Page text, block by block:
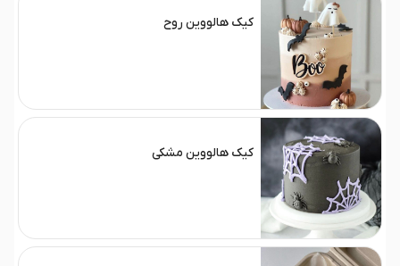
کیک هالووین روح
کیک هالووین مشکی